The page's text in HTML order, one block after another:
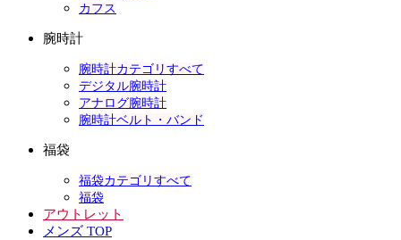
カフス
腕時計
腕時計カテゴリすべて
デジタル腕時計
アナログ腕時計
腕時計ベルト・バンド
福袋
福袋カテゴリすべて
福袋
アウトレット
メンズ TOP